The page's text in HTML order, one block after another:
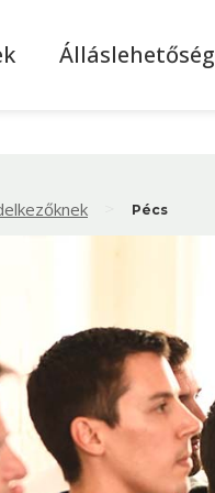
Álláslehetőség
Pécs